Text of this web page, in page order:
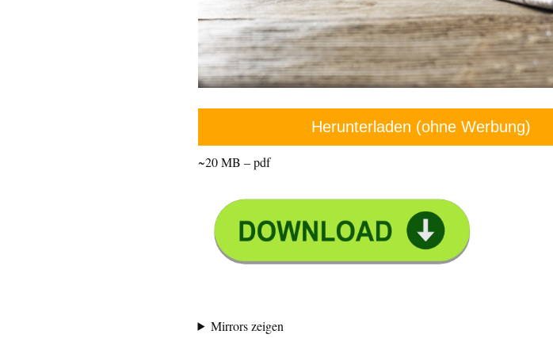
Herunterladen (ohne Werbung)
~20 MB – pdf
Mirrors zeigen